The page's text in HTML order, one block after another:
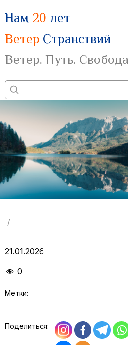
Нам 20 лет
Ветер Странствий
Ветер. Путь. Свобода
/
21.01.2026
0
Метки:
Поделиться: